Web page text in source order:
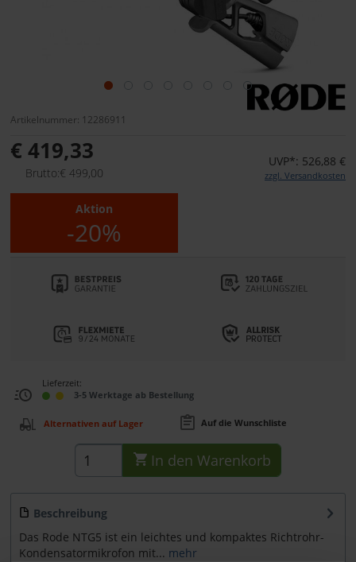
Artikelnummer: 12286911
€ 419,33
Brutto:€ 499,00
UVP*: 526,88 €
zzgl. Versandkosten
Aktion
-20%
Lieferzeit:
3-5 Werktage ab Bestellung
Alternativen auf Lager Auf die Wunschliste
In den Warenkorb
Beschreibung
Das Rode NTG5 ist ein leichtes und kompaktes Richtrohr-
Kondensatormikrofon mit... mehr